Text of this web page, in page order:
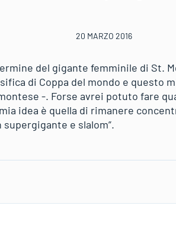
20 MARZO 2016
del gigante femminile di St.
di Coppa del mondo e questo
-. Forse avrei potuto fare
idea è quella di rimanere
e slalom”.